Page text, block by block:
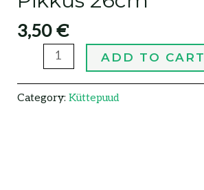
3,50€
ADD TO CART
Category: Küttepuud